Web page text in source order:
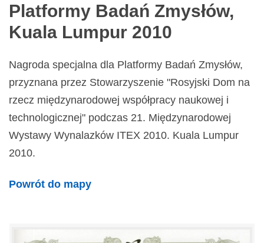
Platformy Badań Zmysłów,
Kuala Lumpur 2010
Nagroda specjalna dla Platformy Badań Zmysłów,
przyznana przez Stowarzyszenie "Rosyjski Dom na
rzecz międzynarodowej współpracy naukowej i
technologicznej" podczas 21. Międzynarodowej
Wystawy Wynalazków ITEX 2010. Kuala Lumpur
2010.
Powrót do mapy